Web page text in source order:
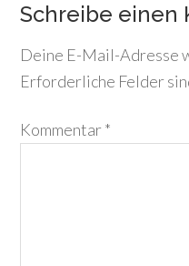
Schreibe einen
Deine E-Mail-Adresse
Erforderliche Felder
Kommentar*